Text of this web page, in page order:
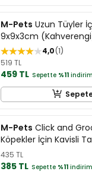
M-Pets Uzun Tüyler
9x9x3cm
4,0 1
519 TL
459 TL Sepette %11
M-Pets Click and
Köpekler İçin Kavisli
435 TL
385 TL Sepette %11